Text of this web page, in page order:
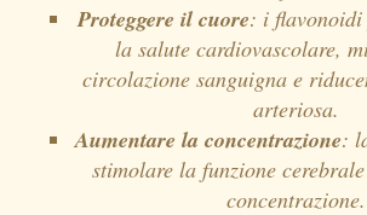
Proteggere il cuore: i flavonoidi
la salute cardiovascolare,
circolazione sanguigna e
arteriosa.
Aumentare la concentrazione:
stimolare la funzione
concentrazione.